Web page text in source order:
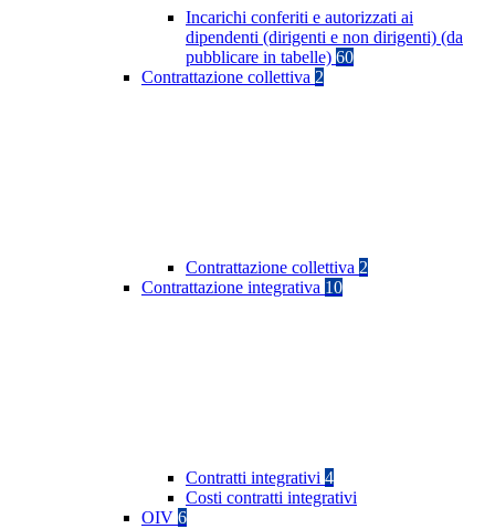
Incarichi conferiti e autorizzati ai
dipendenti (dirigenti e non dirigenti) (da
pubblicare in tabelle) 60
Contrattazione collettiva 2
Contrattazione collettiva 2
Contrattazione integrativa 10
Contratti integrativi 4
Costi contratti integrativi
OIV 6